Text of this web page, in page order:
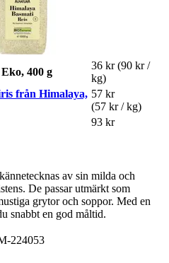
400 g
36 kr (90 kr /
kg)
från Himalaya, 57 kr
(57 kr / kg)
93 kr
av sin milda och
De passar utmärkt som
grytor och soppor. Med en
snabbt en god måltid.
224053